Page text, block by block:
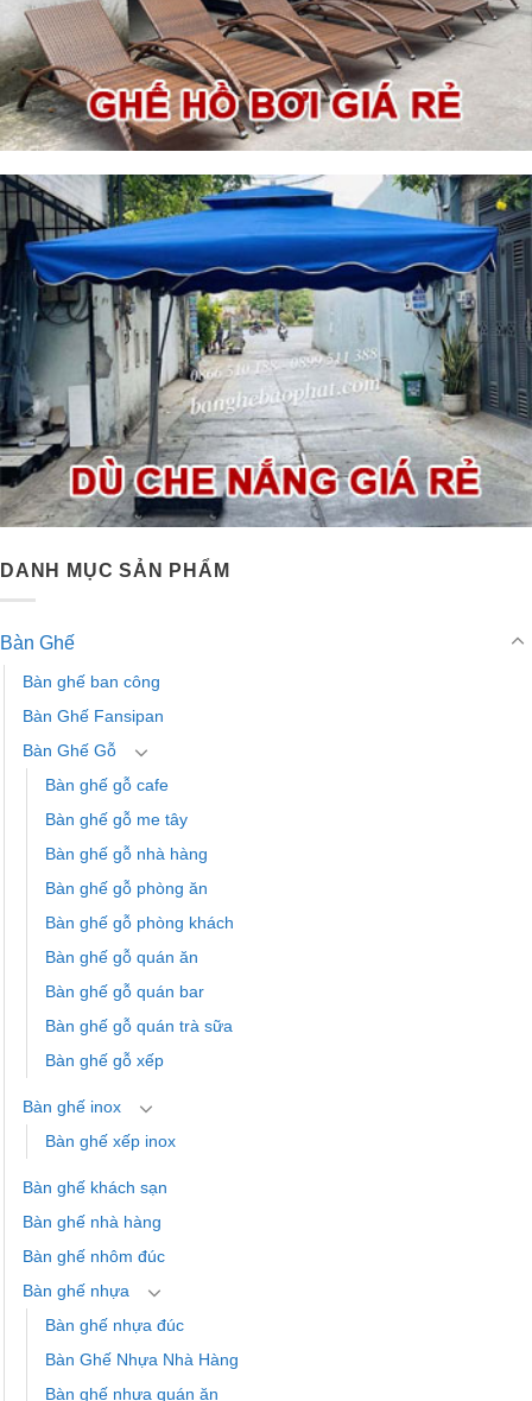
DANH MỤC SẢN PHẨM
Bàn Ghế
Bàn ghế ban công
Bàn Ghế Fansipan
Bàn Ghế Gỗ
Bàn ghế gỗ cafe
Bàn ghế gỗ me tây
Bàn ghế gỗ nhà hàng
Bàn ghế gỗ phòng ăn
Bàn ghế gỗ phòng khách
Bàn ghế gỗ quán ăn
Bàn ghế gỗ quán bar
Bàn ghế gỗ quán trà sữa
Bàn ghế gỗ xếp
Bàn ghế inox
Bàn ghế xếp inox
Bàn ghế khách sạn
Bàn ghế nhà hàng
Bàn ghế nhôm đúc
Bàn ghế nhựa
Bàn ghế nhựa đúc
Bàn Ghế Nhựa Nhà Hàng
Bàn ghế nhựa quán ăn